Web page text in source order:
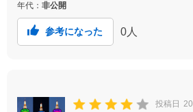
年代： 非公開
参考になった 0 人
投稿日